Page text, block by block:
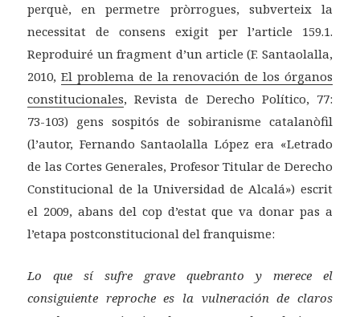
perquè, en permetre pròrrogues, subverteix la
necessitat de consens exigit per l’article 159.1.
Reproduiré un fragment d’un article (F. Santaolalla,
2010,El problema de la renovación de los órganos
constitucionales, Revista de Derecho Político, 77:
73-103) gens sospitós de sobiranisme catalanòfil
(l’autor, Fernando Santaolalla López era «Letrado
de las Cortes Generales, Profesor Titular de Derecho
Constitucional de la Universidad de Alcalá») escrit
el 2009, abans del cop d’estat que va donar pas a
l’etapa postconstitucional del franquisme:
Lo que sí sufre grave quebranto y merece el
consiguiente reproche es la vulneración de claros